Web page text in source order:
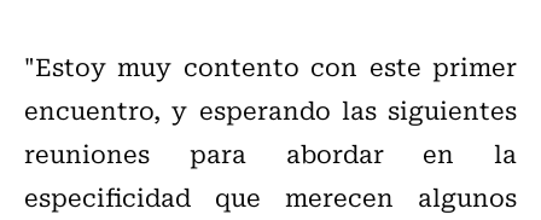
"Estoy muy contento con este primer
encuentro, y esperando las siguientes
reuniones para abordar en la
especificidad que merecen algunos